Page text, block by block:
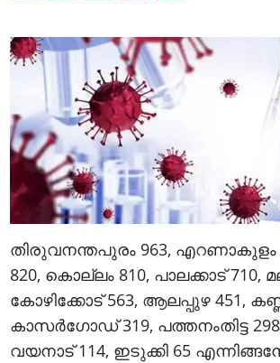
തിരുവനന്തപുരം 963,
820, കൊല്ലം 810, പാലക്കാട് 710,
കോഴിക്കോട് 563, ആലപ്പുഴ 451,
കാസര്‍ഗോഡ് 319, പത്തനംതിട്ട
വയനാട് 114, ഇടുക്കി 65